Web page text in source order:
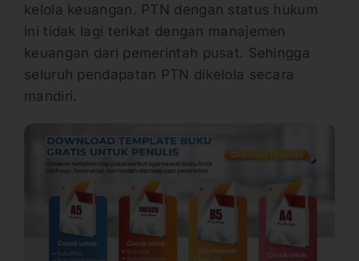
kelola keuangan. PTN dengan status hukum
ini tidak lagi terikat dengan manajemen
keuangan dari pemerintah pusat. Sehingga
seluruh pendapatan PTN dikelola secara
mandiri.